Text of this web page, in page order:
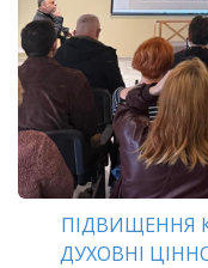
ПІДВИЩЕННЯ
ДУХОВНІ